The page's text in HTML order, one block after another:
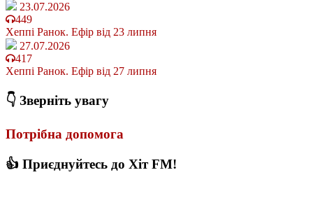
23.07.2026
449
Хеппі Ранок. Ефір від 23 липня
27.07.2026
417
Хеппі Ранок. Ефір від 27 липня
👇 Зверніть увагу
Потрібна допомога
👍 Приєднуйтесь до Хіт FM!